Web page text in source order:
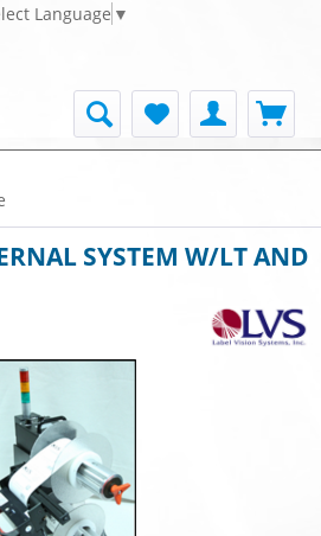
Language ▼
SYSTEM W/LT AND